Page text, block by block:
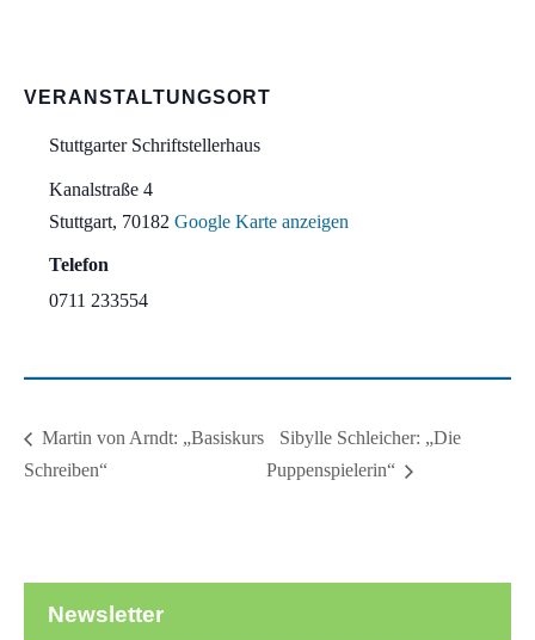
VERANSTALTUNGSORT
Stuttgarter Schriftstellerhaus
Kanalstraße 4
Stuttgart, 70182 Google Karte anzeigen
Telefon
0711 233554
Martin von Arndt: „Basiskurs
Schreiben“
Sibylle Schleicher: „Die
Puppenspielerin“
Newsletter